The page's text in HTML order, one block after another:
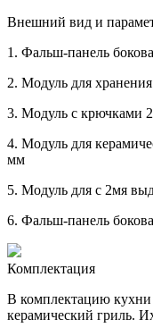
Внешний вид и
1. Фальш-панель
2. Модуль для
3. Модуль с крючками
4. Модуль для
мм
5. Модуль для с 2мя
6. Фальш-панель
Комплектация
В комплектацию
керамический гриль.